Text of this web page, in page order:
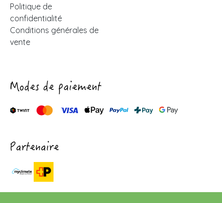
Politique de
confidentialité
Conditions générales de
vente
Modes de paiement
Partenaire